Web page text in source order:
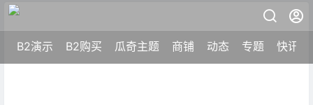
B2演示 B2购买 瓜奇主题 商铺 动态 专题 快讯